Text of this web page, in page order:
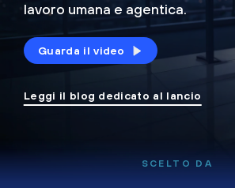
lavoro umana e agentica.
Guarda il video
Leggi il blog dedicato al lancio
SCELTO DA